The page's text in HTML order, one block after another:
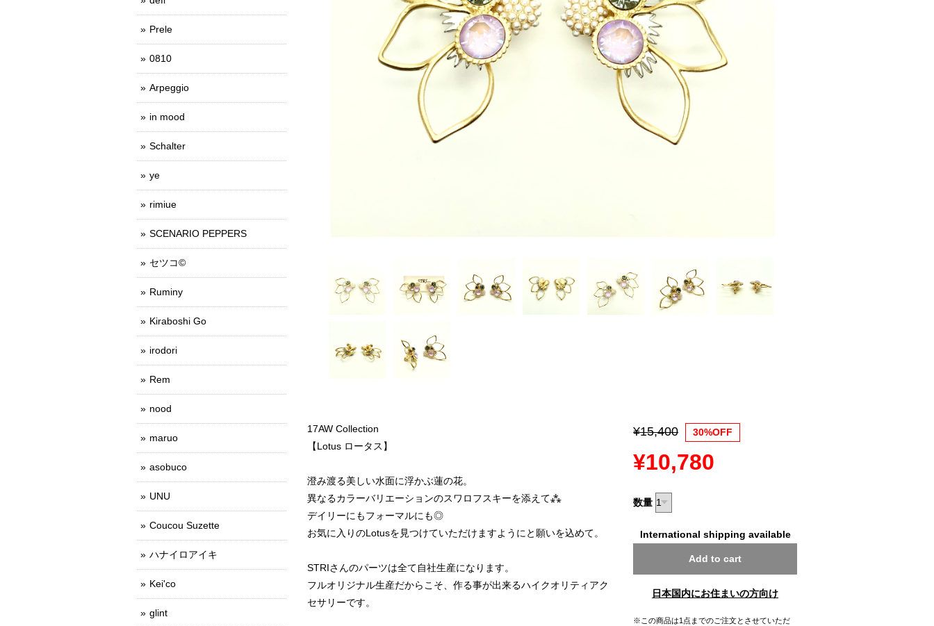
17AW Collection
【Lotus ロータス】
澄み渡る美しい水面に浮かぶ蓮の花。
異なるカラーバリエーションのスワロフスキーを添えて⁂
デイリーにもフォーマルにも◎
お気に入りのLotusを見つけていただけますようにと願いを込めて。
STRIさんのパーツは全て自社生産になります。
フルオリジナル生産だからこそ、作る事が出来るハイクオリティアク
セサリーです。
¥15,400 30%OFF
¥10,780
数量
International shipping available
Add to cart
日本国内にお住まいの方向け
※この商品は1点までのご注文とさせていただ
Prele
0810
Arpeggio
in mood
Schalter
ye
rimiue
SCENARIO PEPPERS
セツコ©
Ruminy
Kiraboshi Go
irodori
Rem
nood
maruo
asobuco
UNU
Coucou Suzette
ハナイロアイキ
Kei'co
glint